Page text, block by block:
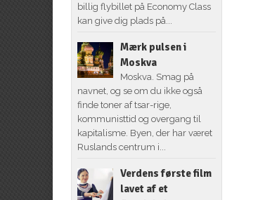
billig flybillet på Economy Class
kan give dig plads på...
Mærk pulsen i
Moskva
Moskva. Smag på
navnet, og se om du ikke også
finde toner af tsar-rige,
kommunisttid og overgang til
kapitalisme. Byen, der har været
Ruslands centrum i...
Verdens første film
lavet af et